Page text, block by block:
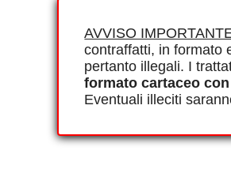
AVVISO
contraffatti, in formato
pertanto illegali. I
formato cartaceo
Eventuali illeciti